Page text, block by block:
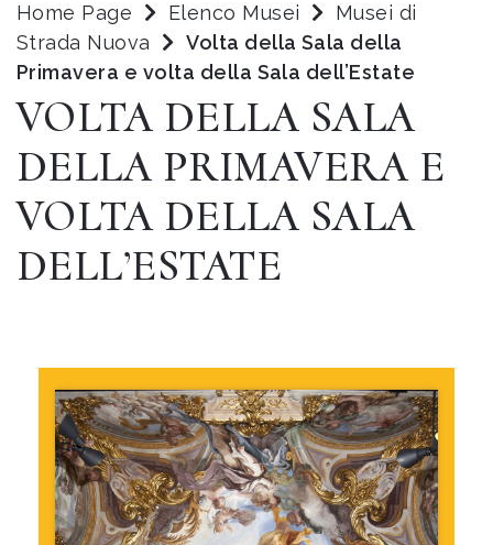
Home Page Elenco Musei
Musei di
Strada Nuova
Volta della Sala della
Primavera e volta della Sala dell’Estate
VOLTA DELLA SALA
DELLA PRIMAVERA E
VOLTA DELLA SALA
DELL’ESTATE